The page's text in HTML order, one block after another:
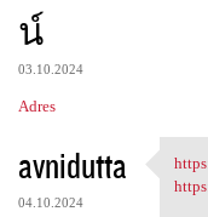
น์
03.10.2024
Adres
avnidutta
04.10.2024